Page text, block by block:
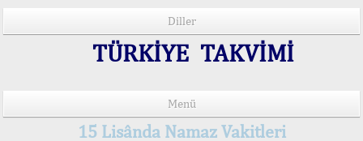
Diller
TÜRKİYE TAKVİMİ
Menü
15 Lisânda Namaz Vakitleri